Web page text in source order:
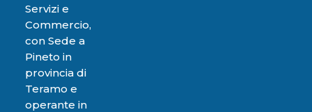
Servizi e
Commercio,
con Sede a
Pineto in
provincia di
Teramo e
operante in